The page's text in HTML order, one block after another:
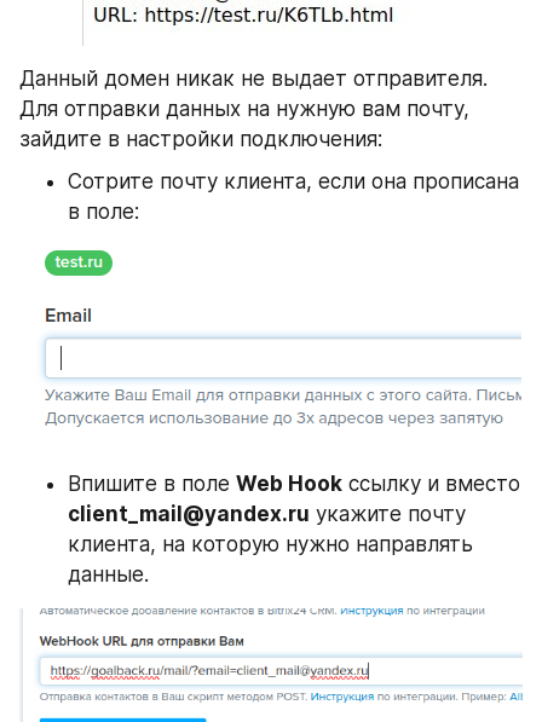
Данный домен никак не выдает отправителя.
Для отправки данных на нужную вам почту,
зайдите в настройки подключения:
Сотрите почту клиента, если она прописана
в поле:
Впишите в поле Web Hook
client_mail@yandex.ru укажите почту
клиента, на которую нужно направлять
данные.